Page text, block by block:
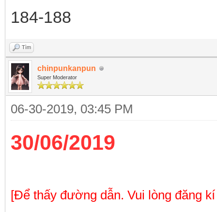
184-188
Tìm
chinpunkanpun
Super Moderator
06-30-2019, 03:45 PM
30/06/2019
[Để thấy đường dẫn. Vui lòng đăng